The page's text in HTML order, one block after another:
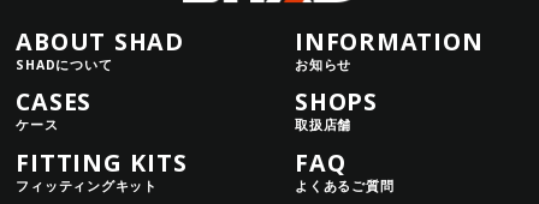
ABOUT SHAD
SHADについて
CASES
ケース
FITTING KITS
フィッティングキット
INFORMATION
お知らせ
SHOPS
取扱店舗
FAQ
よくあるご質問